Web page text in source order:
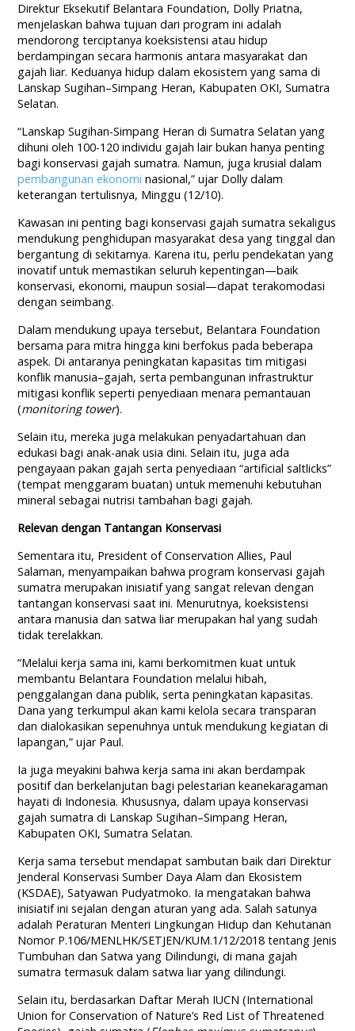
Direktur Eksekutif Belantara Foundation, Dolly Priatna,
menjelaskan bahwa tujuan dari program ini adalah
mendorong terciptanya koeksistensi atau hidup
berdampingan secara harmonis antara masyarakat dan
gajah liar. Keduanya hidup dalam ekosistem yang sama di
Lanskap Sugihan–Simpang Heran, Kabupaten OKI, Sumatra
Selatan.
“Lanskap Sugihan-Simpang Heran di Sumatra Selatan yang
dihuni oleh 100-120 individu gajah lair bukan hanya penting
bagi konservasi gajah sumatra. Namun, juga krusial dalam
pembangunan ekonomi nasional,” ujar Dolly dalam
keterangan tertulisnya, Minggu (12/10).
Kawasan ini penting bagi konservasi gajah sumatra sekaligus
mendukung penghidupan masyarakat desa yang tinggal dan
bergantung di sekitarnya. Karena itu, perlu pendekatan yang
inovatif untuk memastikan seluruh kepentingan—baik
konservasi, ekonomi, maupun sosial—dapat terakomodasi
dengan seimbang.
Dalam mendukung upaya tersebut, Belantara Foundation
bersama para mitra hingga kini berfokus pada beberapa
aspek. Di antaranya peningkatan kapasitas tim mitigasi
konflik manusia–gajah, serta pembangunan infrastruktur
mitigasi konflik seperti penyediaan menara pemantauan
(monitoring tower).
Selain itu, mereka juga melakukan penyadartahuan dan
edukasi bagi anak-anak usia dini. Selain itu, juga ada
pengayaan pakan gajah serta penyediaan “artificial saltlicks”
(tempat menggaram buatan) untuk memenuhi kebutuhan
mineral sebagai nutrisi tambahan bagi gajah.
Relevan dengan Tantangan Konservasi
Sementara itu, President of Conservation Allies, Paul
Salaman, menyampaikan bahwa program konservasi gajah
sumatra merupakan inisiatif yang sangat relevan dengan
tantangan konservasi saat ini. Menurutnya, koeksistensi
antara manusia dan satwa liar merupakan hal yang sudah
tidak terelakkan.
“Melalui kerja sama ini, kami berkomitmen kuat untuk
membantu Belantara Foundation melalui hibah,
penggalangan dana publik, serta peningkatan kapasitas.
Dana yang terkumpul akan kami kelola secara transparan
dan dialokasikan sepenuhnya untuk mendukung kegiatan di
lapangan,” ujar Paul.
Ia juga meyakini bahwa kerja sama ini akan berdampak
positif dan berkelanjutan bagi pelestarian keanekaragaman
hayati di Indonesia. Khususnya, dalam upaya konservasi
gajah sumatra di Lanskap Sugihan–Simpang Heran,
Kabupaten OKI, Sumatra Selatan.
Kerja sama tersebut mendapat sambutan baik dari Direktur
Jenderal Konservasi Sumber Daya Alam dan Ekosistem
(KSDAE), Satyawan Pudyatmoko. Ia mengatakan bahwa
inisiatif ini sejalan dengan aturan yang ada. Salah satunya
adalah Peraturan Menteri Lingkungan Hidup dan Kehutanan
Nomor P.106/MENLHK/SETJEN/KUM.1/12/2018 tentang Jenis
Tumbuhan dan Satwa yang Dilindungi, di mana gajah
sumatra termasuk dalam satwa liar yang dilindungi.
Selain itu, berdasarkan Daftar Merah IUCN (International
Union for Conservation of Nature’s Red List of Threatened